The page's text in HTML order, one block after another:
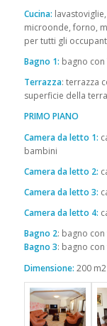
Cucina:
microonde, forno,
per tutti gli
Bagno 1: bagno con
Terrazza: terrazza
superficie della
PRIMO PIANO
Camera da letto 1:
bambini
Camera da letto 2:
Camera da letto 3:
Camera da letto 4:
Bagno 2: bagno con
Bagno 3: bagno
Dimensione: 200 m2